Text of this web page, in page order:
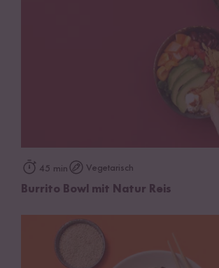
45 min Vegetarisch
Burrito Bowl mit Natur Reis